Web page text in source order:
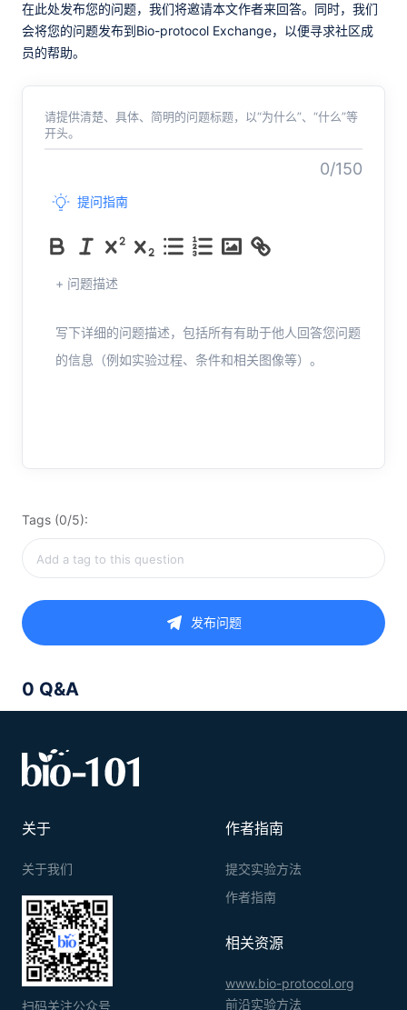
在此处发布您的问题，我们将邀请本文作者来回答。同时，我们
会将您的问题发布到Bio-protocol Exchange，以便寻求社区成
员的帮助。
请提供清楚、具体、简明的问题标题，以“为什么”、“什么”等
开头。
0/150
提问指南
+ 问题描述
写下详细的问题描述，包括所有有助于他人回答您问题
的信息（例如实验过程、条件和相关图像等）。
Tags (0/5):
发布问题
0 Q&A
关于
关于我们
扫码关注公众号
作者指南
提交实验方法
作者指南
相关资源
www.bio-protocol.org
前沿实验方法